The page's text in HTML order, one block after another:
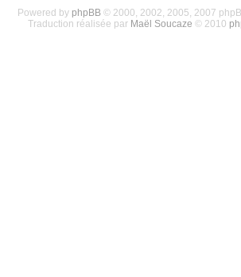
Powered by phpBB© 2000, 2002, 2005, 2007
Traduction réalisée par Maël Soucaze © 2010